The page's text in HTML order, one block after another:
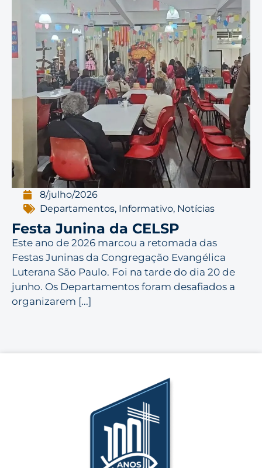
8/julho/2026
Departamentos, Informativo, Notícias
Festa Junina da CELSP
Este ano de 2026 marcou a retomada das
Festas Juninas da Congregação Evangélica
Luterana São Paulo. Foi na tarde do dia 20 de
junho. Os Departamentos foram desafiados a
organizarem [...]